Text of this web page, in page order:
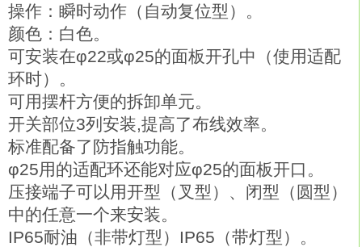
操作：瞬时动作（自动复位型）。
颜色：白色。
可安装在φ22或φ25的面板开孔中（使用适配
环时）。
可用摆杆方便的拆卸单元。
开关部位3列安装,提高了布线效率。
标准配备了防指触功能。
φ25用的适配环还能对应φ25的面板开口。
压接端子可以用开型（叉型）、闭型（圆型）
中的任意一个来安装。
IP65耐油（非带灯型）IP65（带灯型）。